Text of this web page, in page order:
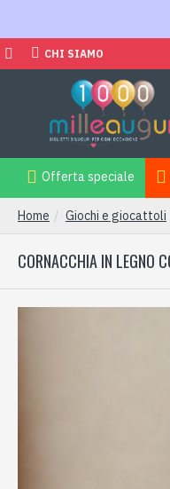
CHI SIAMO
Offerta speciale
Home Giochi e giocattoli
CORNACCHIA IN LEGNO